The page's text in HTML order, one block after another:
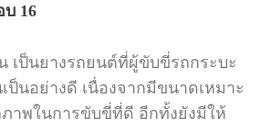
บ 16
เป็นยางรถยนต์ที่ผู้ขับขี่รถกระบะ
นอย่างดี เนื่องจากมีขนาดเหมาะ
าพในการขับขี่ที่ดี อีกทั้งยังมีให้